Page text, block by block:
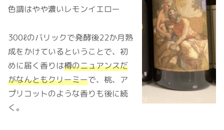
色調はやや濃いレモンイエロー
300ℓのバリックで発酵後22か月熟
成をかけているということで、初
めに届く香りは樽のニュアンスだ
がなんともクリーミーで、桃、ア
プリコットのような香りも後に続
く。